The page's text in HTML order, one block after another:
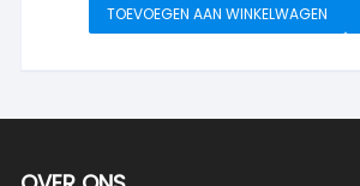
TOEVOEGEN AAN WINKELWAGEN